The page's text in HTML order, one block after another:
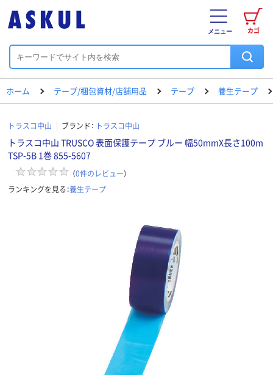
カゴ
メニュー
ホーム テープ/梱包資材/店舗用品 テープ 養生テープ
トラスコ中山 ブランド： トラスコ中山
トラスコ中山 TRUSCO 表面保護テープ ブルー 幅50mmX長さ100m
TSP-5B 1巻 855-5607
（0件のレビュー）
ランキングを見る：養生テープ